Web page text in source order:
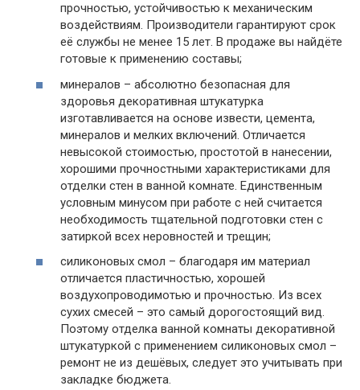
прочностью, устойчивостью к механическим
воздействиям. Производители гарантируют срок
её службы не менее 15 лет. В продаже вы найдёте
готовые к применению составы;
минералов – абсолютно безопасная для
здоровья декоративная штукатурка
изготавливается на основе извести, цемента,
минералов и мелких включений. Отличается
невысокой стоимостью, простотой в нанесении,
хорошими прочностными характеристиками для
отделки стен в ванной комнате. Единственным
условным минусом при работе с ней считается
необходимость тщательной подготовки стен с
затиркой всех неровностей и трещин;
силиконовых смол – благодаря им материал
отличается пластичностью, хорошей
воздухопроводимотью и прочностью. Из всех
сухих смесей – это самый дорогостоящий вид.
Поэтому отделка ванной комнаты декоративной
штукатуркой с применением силиконовых смол –
ремонт не из дешёвых, следует это учитывать при
закладке бюджета.